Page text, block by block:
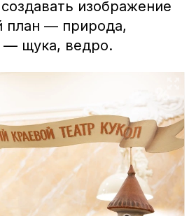
изображение
план — природа,
— щука, ведро.